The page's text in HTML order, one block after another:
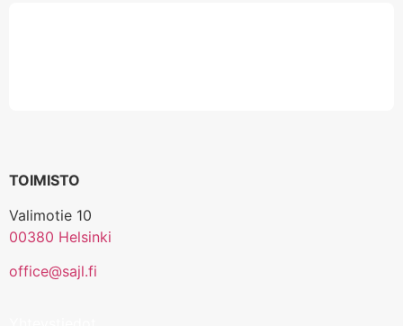
TOIMISTO
Valimotie 10
00380 Helsinki
office@sajl.fi